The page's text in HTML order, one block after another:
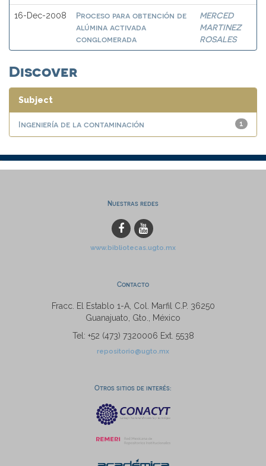
16-Dec-2008
Proceso para obtención de
alúmina activada
conglomerada
MERCED
MARTINEZ
ROSALES
Discover
Subject
1
Ingeniería de la contaminación
Nuestras redes
www.bibliotecas.ugto.mx
Contacto
Fracc. El Establo 1-A, Col. Marfil C.P. 36250
Guanajuato, Gto., México
Tel: +52 (473) 7320006 Ext. 5538
repositorio@ugto.mx
Otros sitios de interés: